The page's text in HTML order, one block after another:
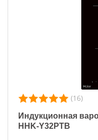
(16)
Индукционная
HHK-Y32PTB